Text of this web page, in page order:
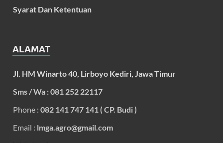
Syarat Dan Ketentuan
ALAMAT
Jl. HM Winarto 40, Lirboyo Kediri, Jawa Timur
Sms / Wa : 081 252 22117
Phone : 082 141 747 141 ( CP. Budi )
Email : lmga.agro@gmail.com